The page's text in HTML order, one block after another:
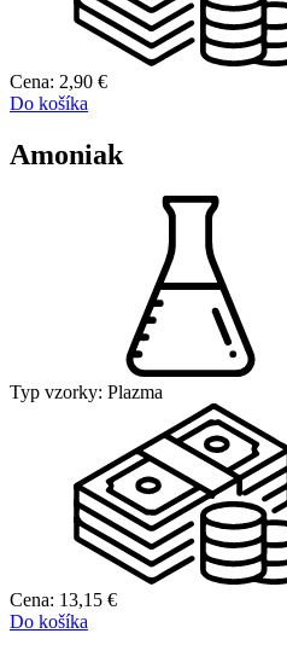
Cena: 2,90 €
Do košíka
Amoniak
Typ vzorky: Plazma
Cena: 13,15 €
Do košíka